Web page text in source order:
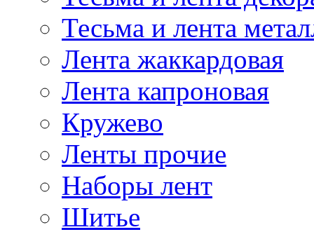
Тесьма и лента
Лента жаккардовая
Лента капроновая
Кружево
Ленты прочие
Наборы лент
Шитье